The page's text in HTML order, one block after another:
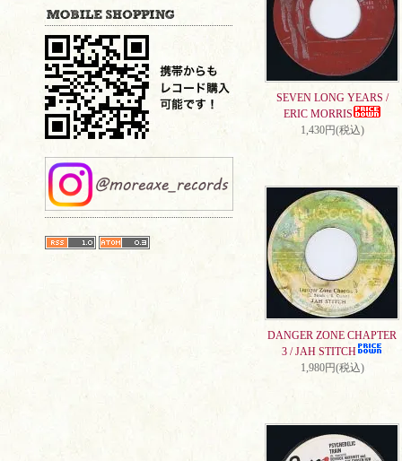
SEVEN LONG YEARS /
ERIC MORRIS
1,430円(税込)
DANGER ZONE CHAPTER
3 / JAH STITCH
1,980円(税込)